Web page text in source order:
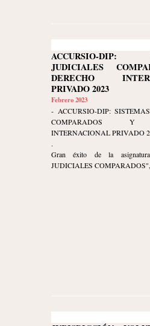
ACCURSIO-DIP:
JUDICIALES
DERECHO
PRIVADO 2023
Febrero 2023
- ACCURSIO-DIP:
COMPARADOS Y
INTERNACIONAL PRIVADO
.
Gran éxito de la
JUDICIALES